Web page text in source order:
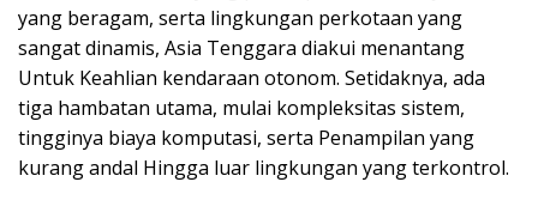
yang beragam, serta lingkungan perkotaan yang
sangat dinamis, Asia Tenggara diakui menantang
Untuk Keahlian kendaraan otonom. Setidaknya, ada
tiga hambatan utama, mulai kompleksitas sistem,
tingginya biaya komputasi, serta Penampilan yang
kurang andal Hingga luar lingkungan yang terkontrol.